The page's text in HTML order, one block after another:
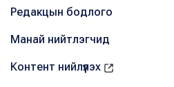
Редакцын бодлого
Манай нийтлэгчид
Контент нийлүүлэх